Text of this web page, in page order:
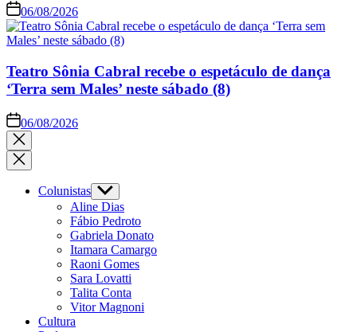
06/08/2026
Teatro Sônia Cabral recebe o espetáculo de dança
‘Terra sem Males’ neste sábado (8)
06/08/2026
Colunistas
Aline Dias
Fábio Pedroto
Gabriela Donato
Itamara Camargo
Raoni Gomes
Sara Lovatti
Talita Conta
Vitor Magnoni
Cultura